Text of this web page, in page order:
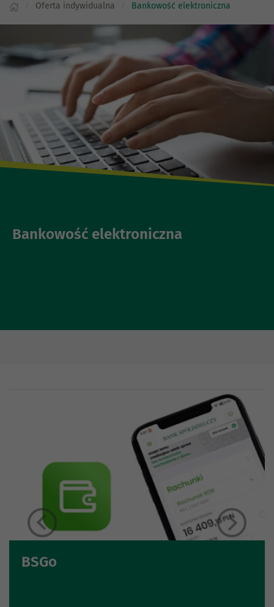
Oferta indywidualna Bankowość elektroniczna
Bankowość elektroniczna
BSGo